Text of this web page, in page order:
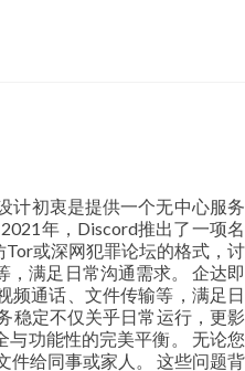
计初衷是提供一个无中心服务
年，Discord推出了一项名
Tor或深网犯罪论坛的格式，讨
满足日常沟通需求。 企达即
频通话、文件传输等，满足日
稳定不仅关乎日常运行，更影
功能性的完美平衡。 无论您
件给同事或家人。 这些问题背